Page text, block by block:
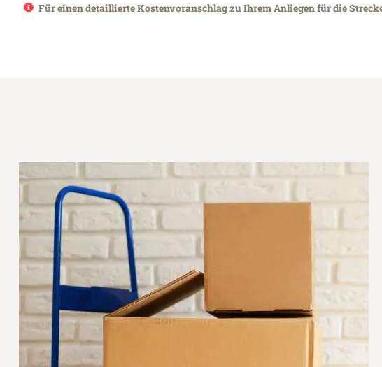
Für einen detaillierte Kostenvoranschlag zu Ihrem Anliegen für die